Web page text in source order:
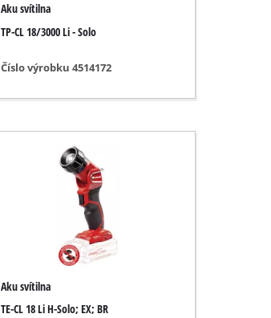
Aku svítilna
TP-CL 18/3000 Li - Solo
Číslo výrobku 4514172
Aku svítilna
TE-CL 18 Li H-Solo; EX; BR